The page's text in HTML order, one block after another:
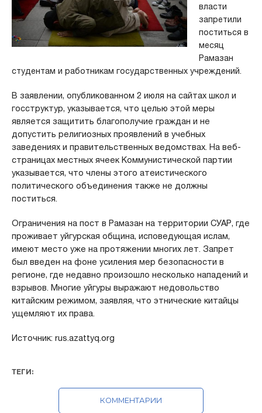
власти
запретили
поститься в
месяц
Рамазан
студентам и работникам государственных учреждений.
В заявлении, опубликованном 2 июля на сайтах школ и
госструктур, указывается, что целью этой меры
является защитить благополучие граждан и не
допустить религиозных проявлений в учебных
заведениях и правительственных ведомствах. На веб-
страницах местных ячеек Коммунистической партии
указывается, что члены этого атеистического
политического объединения также не должны
поститься.
Ограничения на пост в Рамазан на территории СУАР, где
проживает уйгурская община, исповедующая ислам,
имеют место уже на протяжении многих лет. Запрет
был введен на фоне усиления мер безопасности в
регионе, где недавно произошло несколько нападений и
взрывов. Многие уйгуры выражают недовольство
китайским режимом, заявляя, что этнические китайцы
ущемляют их права.
Источник: rus.azattyq.org
ТЕГИ:
КОММЕНТАРИИ